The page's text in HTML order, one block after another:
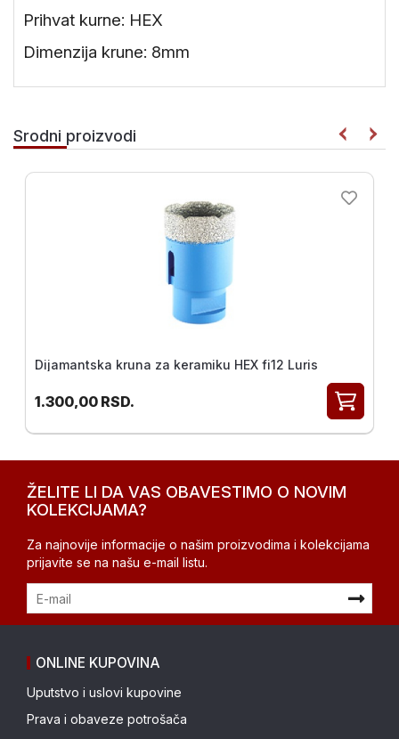
Prihvat kurne: HEX
Dimenzija krune: 8mm
Srodni proizvodi
Dijamantska kruna za keramiku HEX fi12 Luris
1.300,00 RSD.
ŽELITE LI DA VAS OBAVESTIMO O NOVIM
KOLEKCIJAMA?
Za najnovije informacije o našim proizvodima i kolekcijama
prijavite se na našu e-mail listu.
ONLINE KUPOVINA
Uputstvo i uslovi kupovine
Prava i obaveze potrošača